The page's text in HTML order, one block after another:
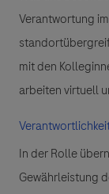
Verantwortung
mit den
arbeiten virtuell
In der Rolle
Gewährleistung